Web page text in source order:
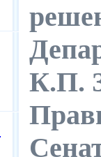
К.П.